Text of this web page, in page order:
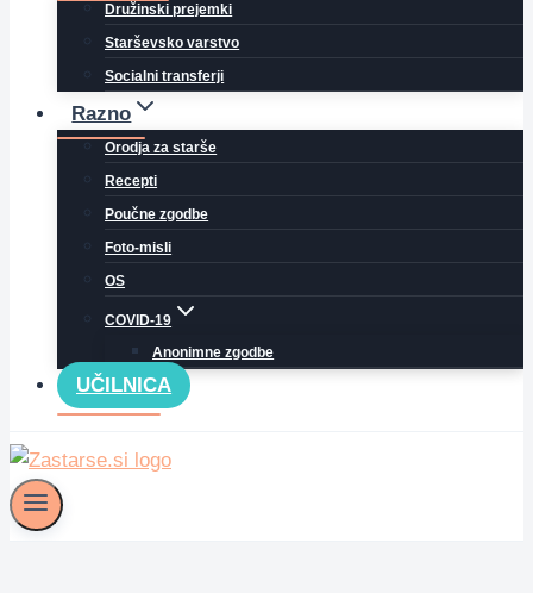
Družinski prejemki
Starševsko varstvo
Socialni transferji
Razno
Orodja za starše
Recepti
Poučne zgodbe
Foto-misli
OS
COVID-19
Anonimne zgodbe
UČILNICA